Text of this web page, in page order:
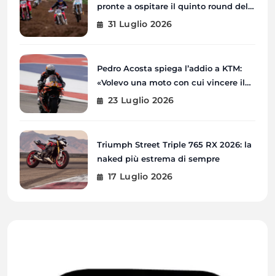
pronte a ospitare il quinto round del
Campionato Ceco
31 Luglio 2026
Pedro Acosta spiega l’addio a KTM:
«Volevo una moto con cui vincere il
Mondiale»
23 Luglio 2026
Triumph Street Triple 765 RX 2026: la
naked più estrema di sempre
17 Luglio 2026